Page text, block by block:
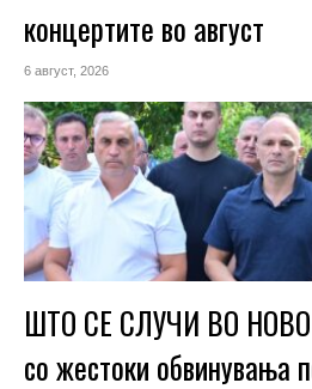
концертите во август
6 август, 2026
ШТО СЕ СЛУЧИ ВО
со жестоки обвинувања